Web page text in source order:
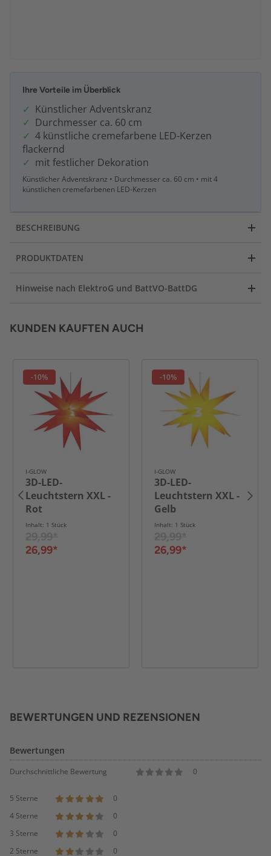
Ihre Vorteile im Überblick
Künstlicher Adventskranz
Durchmesser ca. 60 cm
4 künstliche cremefarbene LED-Kerzen
flackernd
mit festlicher Dekoration
Künstlicher Adventskranz • Durchmesser ca. 60 cm • mit 4
künstlichen cremefarbenen LED-Kerzen
BESCHREIBUNG
PRODUKTDATEN
Hinweise nach ElektroG und BattVO-BattDG
KUNDEN KAUFTEN AUCH
-10%
I-GLOW
3D-LED-
Leuchtstern XXL -
Rot
Inhalt: 1 Stück
26,99*
-10%
I-GLOW
3D-LED-
Leuchtstern XXL -
Gelb
Inhalt: 1 Stück
26,99*
BEWERTUNGEN UND REZENSIONEN
Bewertungen
Durchschnittliche Bewertung 0
5 Sterne
0
4 Sterne
0
3 Sterne
0
2 Sterne
0